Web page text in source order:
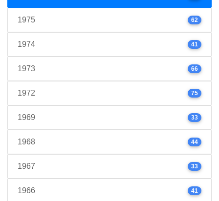
1975 62
1974 41
1973 66
1972 75
1969 33
1968 44
1967 33
1966 41